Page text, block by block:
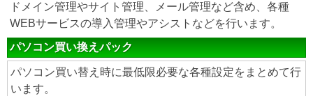
ドメイン管理やサイト管理、メール管理など含め、各種
WEBサービスの導入管理やアシストなどを行います。
パソコン買い換えパック
パソコン買い替え時に最低限必要な各種設定をまとめて行
います。